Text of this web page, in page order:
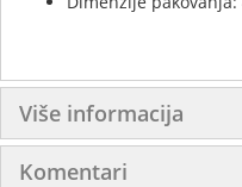
Više informacija
Komentari